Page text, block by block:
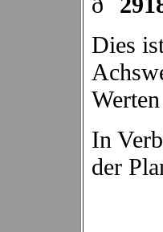
Dies
In
der